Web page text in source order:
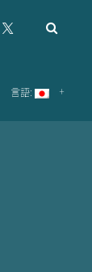
言語: